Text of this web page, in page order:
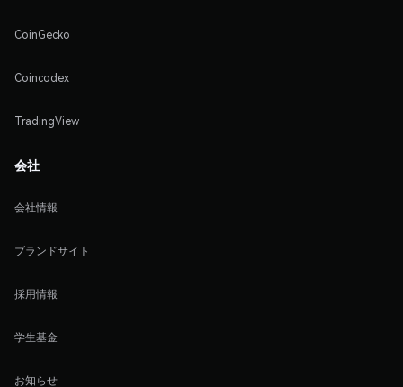
CoinGecko
Coincodex
TradingView
会社
会社情報
ブランドサイト
採用情報
学生基金
お知らせ